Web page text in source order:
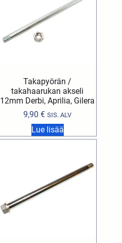
Takapyörän /
takahaarukan akseli
12mm Derbi, Aprilia, Gilera
9,90€ SIS. ALV
Lue lisää